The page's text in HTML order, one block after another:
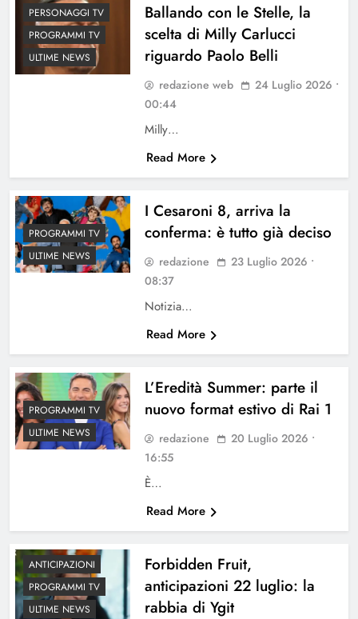
PERSONAGGI TV
PROGRAMMI TV
ULTIME NEWS
Ballando con le Stelle, la
scelta di Milly Carlucci
riguardo Paolo Belli
redazione web
24 Luglio 2026 •
00:44
Milly…
Read More
PROGRAMMI TV
ULTIME NEWS
I Cesaroni 8, arriva la
conferma: è tutto già deciso
redazione
23 Luglio 2026 •
08:37
Notizia…
Read More
PROGRAMMI TV
ULTIME NEWS
L’Eredità Summer: parte il
nuovo format estivo di Rai 1
redazione
20 Luglio 2026 •
16:55
È…
Read More
ANTICIPAZIONI
PROGRAMMI TV
ULTIME NEWS
Forbidden Fruit,
anticipazioni 22 luglio: la
rabbia di Ygit